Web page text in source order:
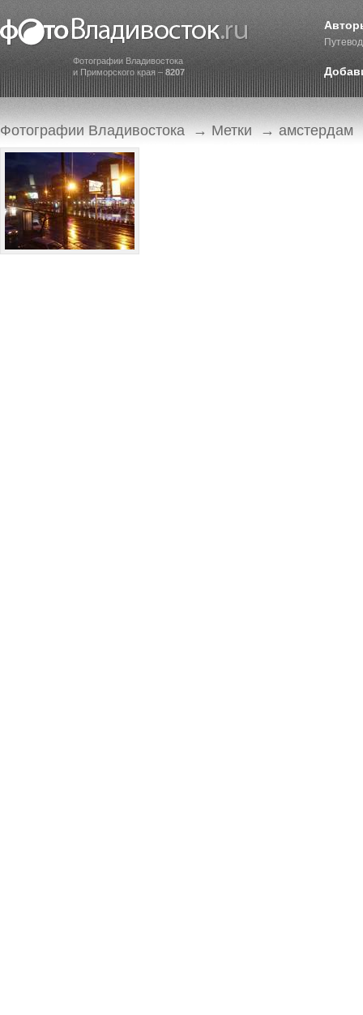
Фотографии Владивостока
и Приморского края – 8207
Фотографии Владивостока → Метки → амстердам